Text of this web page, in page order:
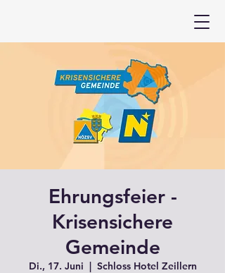
Ehrungsfeier -
Krisensichere
Gemeinde
Di., 17. Juni
  |
Schloss Hotel Zeillern